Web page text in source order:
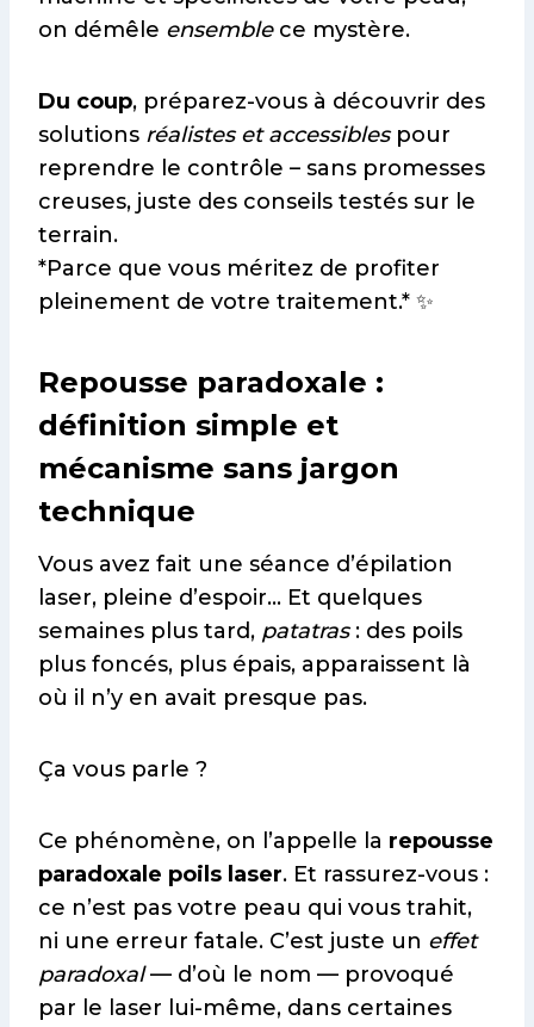
on démêle ensemblece mystère.
Du coup, préparez-vous à découvrir des
solutions réalistes et accessiblespour
reprendre le contrôle – sans promesses
creuses, juste des conseils testés sur le
terrain.
*Parce que vous méritez de profiter
pleinement de votre traitement.* ✨
Repousse paradoxale :
définition simple et
mécanisme sans jargon
technique
Vous avez fait une séance d’épilation
laser, pleine d’espoir… Et quelques
semaines plus tard, patatras: des poils
plus foncés, plus épais, apparaissent là
où il n’y en avait presque pas.
Ça vous parle ?
Ce phénomène, on l’appelle la repousse
paradoxale poils laser. Et rassurez-vous :
ce n’est pas votre peau qui vous trahit,
ni une erreur fatale. C’est juste un effet
paradoxal— d’où le nom — provoqué
par le laser lui-même, dans certaines